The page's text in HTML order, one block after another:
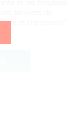
et transports*